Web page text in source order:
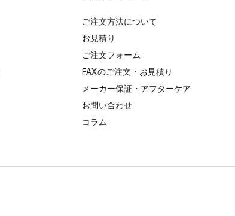
ご注文方法について
お見積り
ご注文フォーム
FAXのご注文・お見積り
メーカー保証・アフターケア
お問い合わせ
コラム